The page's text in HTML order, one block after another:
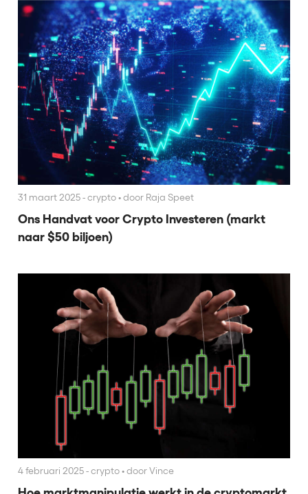
31 maart 2025 - crypto•door Raja Speet
Ons Handvat voor Crypto Investeren (markt
naar $50 biljoen)
4 februari 2025 - crypto•door Vince